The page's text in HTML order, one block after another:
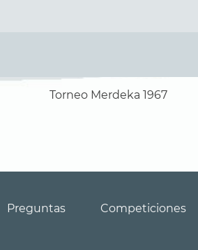
Torneo Merdeka 1967
Preguntas Competiciones